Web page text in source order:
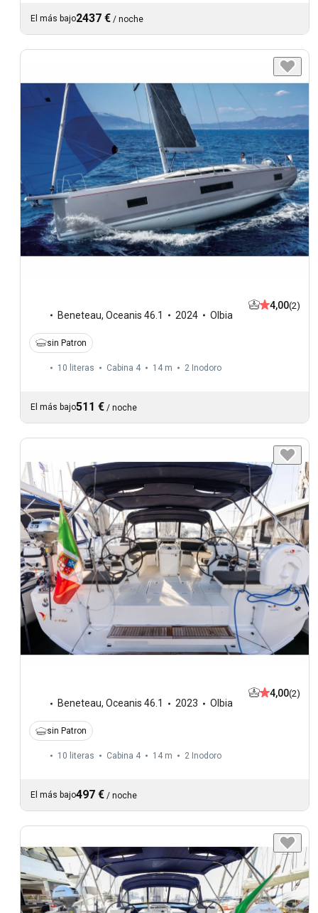
El más bajo2437 € / noche
Beneteau, Oceanis 46.1 2024 Olbia
4,00(2)
sin Patron
10 literas Cabina 4 14 m 2 Inodoro
El más bajo511 € / noche
Beneteau, Oceanis 46.1 2023 Olbia
4,00(2)
sin Patron
10 literas Cabina 4 14 m 2 Inodoro
El más bajo497 € / noche